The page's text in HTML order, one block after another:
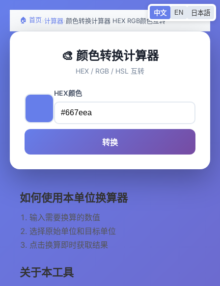
🏠 首页›计算器›颜色转换计算器 HEX RGB颜色互转
中文 EN 日本語
🎨 颜色转换计算器
HEX / RGB / HSL 互转
HEX颜色
转换
如何使用本单位换算器
输入需要换算的数值
选择原始单位和目标单位
点击换算即时获取结果
关于本工具